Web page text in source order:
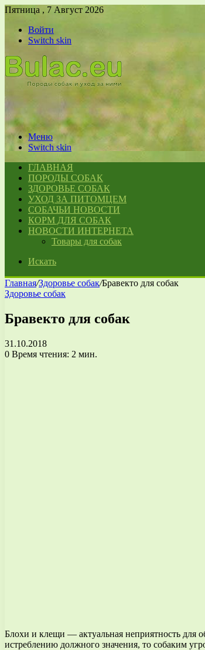
Пятница , 7 Август 2026
Войти
Switch skin
Меню
Switch skin
ГЛАВНАЯ
ПОРОДЫ СОБАК
ЗДОРОВЬЕ СОБАК
УХОД ЗА ПИТОМЦЕМ
СОБАЧЬИ НОВОСТИ
КОРМ ДЛЯ СОБАК
НОВОСТИ ИНТЕРНЕТА
Товары для собак
Искать
Главная/Здоровье собак/Бравекто для собак
Здоровье собак
Бравекто для собак
31.10.2018
0 Время чтения: 2 мин.
Блохи и клещи — актуальная неприятность для
истреблению должного значения, то собаким